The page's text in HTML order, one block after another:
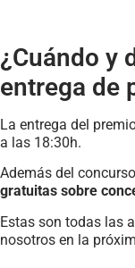
¿Cuándo y
entrega de
La entrega del
a las 18:30h.
Además del concurso
gratuitas sobre
Estas son todas las
nosotros en la